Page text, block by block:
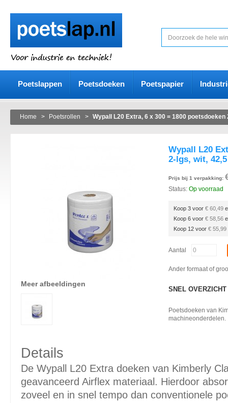
Poetslappen Poetsdoeken Poetspapier
Home > Poetsrollen > Wypall L20 Extra, 6 x 300 = 1800
Wypall L20
2-lgs, wit,
Prijs bij 1 verpakking:
Status: Op voorraad
Koop 3 voor € 60,49
Koop 6 voor € 58,56
Koop 12 voor € 55,99
Aantal
Ander formaat of
SNEL OVERZICHT
Poetsdoeken van
machineonderdelen.
Meer afbeeldingen
Details
De Wypall L20 Extra doeken van Kimberly
geavanceerd Airflex materiaal. Hierdoor
zoveel en in snel tempo dan conventionele